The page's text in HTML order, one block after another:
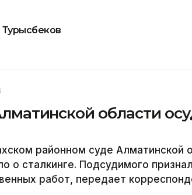
Турысбеков
области
районном суде Алматинской
о сталкинге. Подсудимого
работ, передает